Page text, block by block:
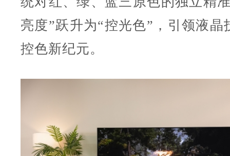
亮度”跃升为“控光色”，引领液晶
控色新纪元。